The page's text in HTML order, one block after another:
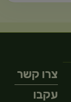
צרו קשר
עקבו